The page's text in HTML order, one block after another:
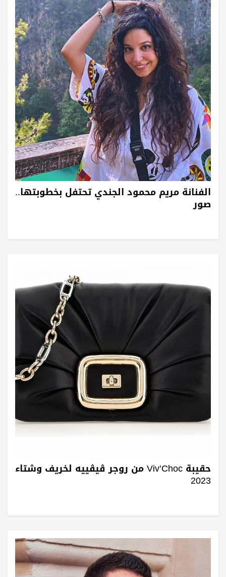
الفنانة مريم محمود الجندي تحتفل بخطوبتها..
صور
حقيبة Viv’Choc من روجر ڤيڤييه لخريف وشتاء
2023